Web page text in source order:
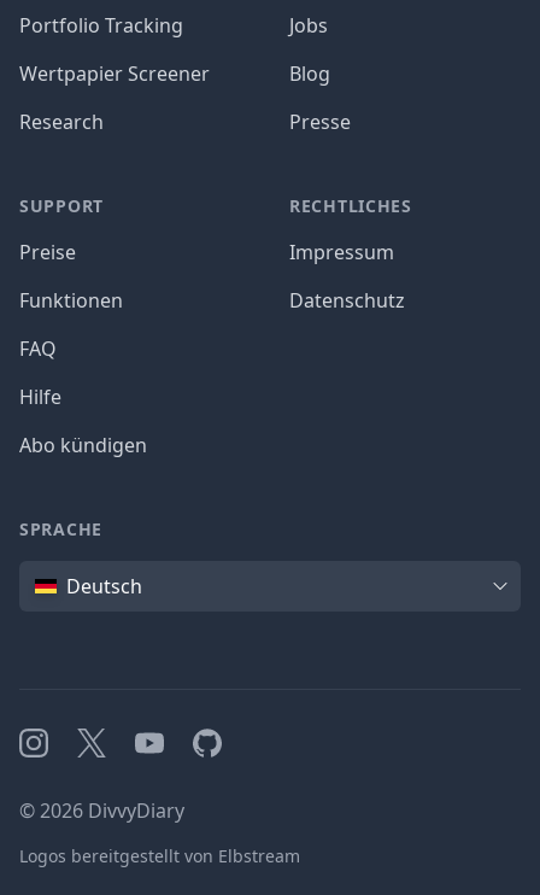
Portfolio Tracking
Wertpapier Screener
Research
SUPPORT
Preise
Funktionen
FAQ
Hilfe
Abo kündigen
Jobs
Blog
Presse
RECHTLICHES
Impressum
Datenschutz
SPRACHE
SpracheDeutsch
Instagram
X YouTubeGitHub
©2026 DivvyDiary
Logos bereitgestellt von Elbstream